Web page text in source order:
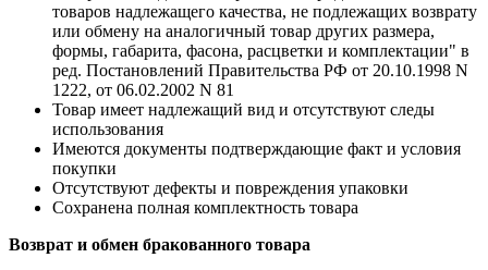
товаров надлежащего качества, не подлежащих возврату
или обмену на аналогичный товар других размера,
формы, габарита, фасона, расцветки и комплектации" в
ред. Постановлений Правительства РФ от 20.10.1998 N
1222, от 06.02.2002 N 81
Товар имеет надлежащий вид и отсутствуют следы
использования
Имеются документы подтверждающие факт и условия
покупки
Отсутствуют дефекты и повреждения упаковки
Сохранена полная комплектность товара
Возврат и обмен бракованного товара